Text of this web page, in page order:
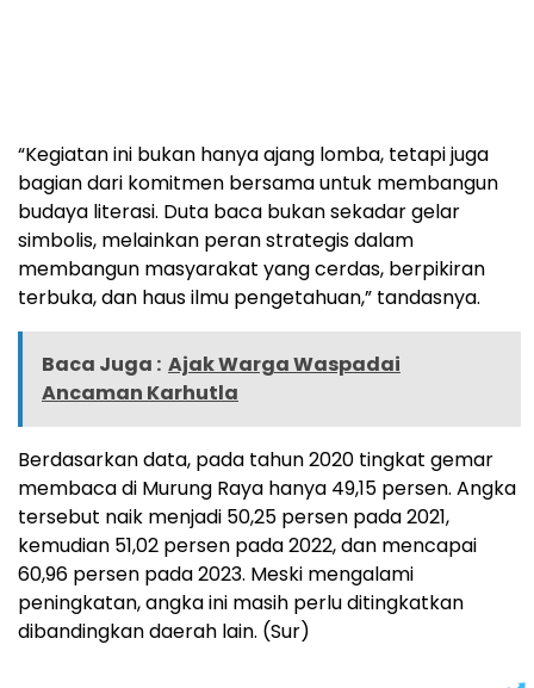
“Kegiatan ini bukan hanya ajang lomba, tetapi juga
bagian dari komitmen bersama untuk membangun
budaya literasi. Duta baca bukan sekadar gelar
simbolis, melainkan peran strategis dalam
membangun masyarakat yang cerdas, berpikiran
terbuka, dan haus ilmu pengetahuan,” tandasnya.
Baca Juga : Ajak Warga Waspadai
Ancaman Karhutla
Berdasarkan data, pada tahun 2020 tingkat gemar
membaca di Murung Raya hanya 49,15 persen. Angka
tersebut naik menjadi 50,25 persen pada 2021,
kemudian 51,02 persen pada 2022, dan mencapai
60,96 persen pada 2023. Meski mengalami
peningkatan, angka ini masih perlu ditingkatkan
dibandingkan daerah lain. (Sur)